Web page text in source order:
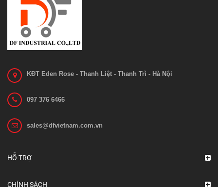
KĐT Eden Rose - Thanh Liệt - Thanh Trì - Hà Nội
097 376 6466
sales@dfvietnam.com.vn
HỖ TRỢ
CHÍNH SÁCH